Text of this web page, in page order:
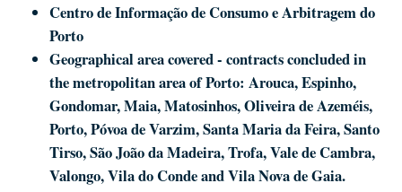
Centro de Informação de Consumo e Arbitragem do
Porto
Geographical area covered - contracts concluded in
the metropolitan area of Porto: Arouca, Espinho,
Gondomar, Maia, Matosinhos, Oliveira de Azeméis,
Porto, Póvoa de Varzim, Santa Maria da Feira, Santo
Tirso, São João da Madeira, Trofa, Vale de Cambra,
Valongo, Vila do Conde and Vila Nova de Gaia.